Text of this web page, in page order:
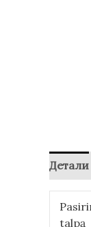
Детали
talpą